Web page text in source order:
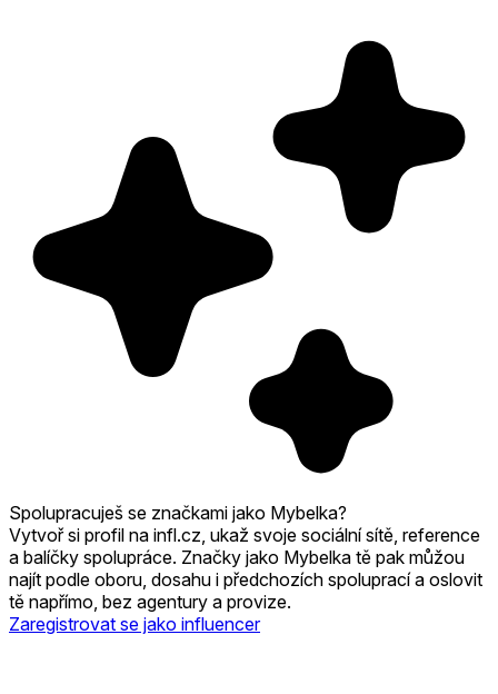
Spolupracuješ se značkami jako Mybelka?
Vytvoř si profil na infl.cz, ukaž svoje sociální sítě, reference
a balíčky spolupráce. Značky jako Mybelka tě pak můžou
najít podle oboru, dosahu i předchozích spoluprací a oslovit
tě napřímo, bez agentury a provize.
Zaregistrovat se jako influencer